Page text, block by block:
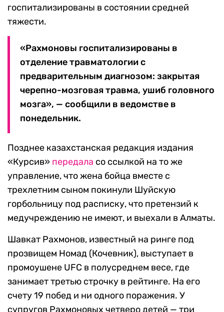
госпитализированы в состоянии средней
тяжести.
«Рахмоновы госпитализированы в
отделение травматологии с
предварительным диагнозом: закрытая
черепно-мозговая травма, ушиб головного
мозга», — сообщили в ведомстве в
понедельник.
Позднее казахстанская редакция издания
«Курсив» передала со ссылкой на то же
управление, что жена бойца вместе с
трехлетним сыном покинули Шуйскую
горбольницу под расписку, что претензий к
медучреждению не имеют, и выехали в Алматы.
Шавкат Рахмонов, известный на ринге под
прозвищем Номад (Кочевник), выступает в
промоушене UFC в полусреднем весе, где
занимает третью строчку в рейтинге. На его
счету 19 побед и ни одного поражения. У
супругов Рахмоновых четверо детей — три